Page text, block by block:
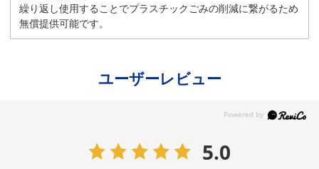
繰り返し使用することでプラスチックごみの削減に繋がるため
無償提供可能です。
ユーザーレビュー
5.0